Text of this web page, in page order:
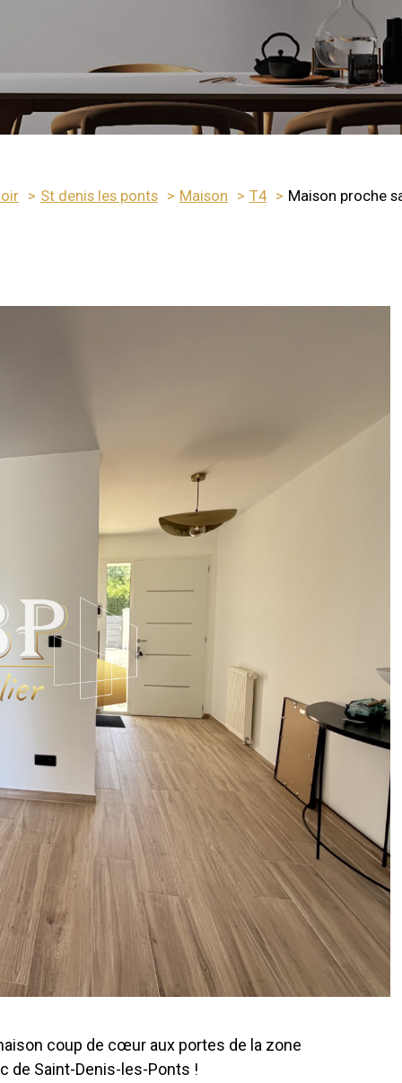
St denis les ponts Maison T4 Maison proche
coup de cœur aux portes de la zone
de Saint-Denis-les-Ponts !